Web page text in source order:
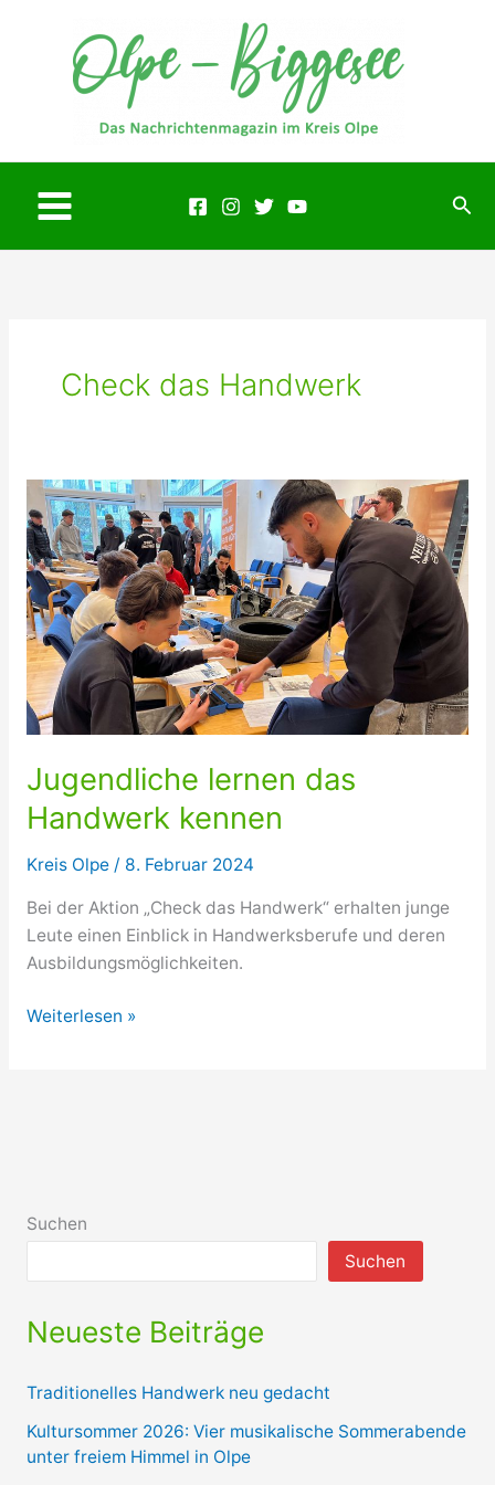
Main
Check das Handwerk
Jugendliche lernen das
Handwerk kennen
Kreis Olpe/ 8. Februar 2024
Bei der Aktion „Check das Handwerk“ erhalten junge
Leute einen Einblick in Handwerksberufe und deren
Ausbildungsmöglichkeiten.
Jugendliche
Weiterlesen »
Suchen
Suchen
Neueste Beiträge
Traditionelles Handwerk neu gedacht
Kultursommer 2026: Vier musikalische Sommerabende
unter freiem Himmel in Olpe